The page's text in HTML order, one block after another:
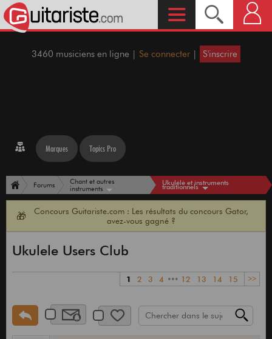
3460 musiciens en ligne | Se connecter | S'inscrire
Marques Topics Pro
Forums
Chant et autres
instruments
Ukulélé et instruments
traditionnels
🎁
Concours Guitariste.com : Les résultats du concours Gator,
avez-vous gagné ?
Ukulele Users Club
1 2 3 4 ••• 12 13 14 15 >>